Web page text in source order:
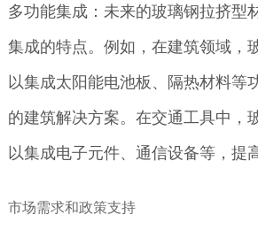
多功能集成：未来的玻璃钢拉挤型
集成的特点。例如，在建筑领域，
以集成太阳能电池板、隔热材料等
的建筑解决方案。在交通工具中，
以集成电子元件、通信设备等，提
市场需求和政策支持